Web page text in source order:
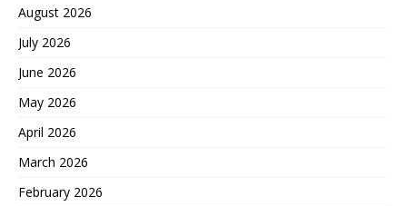
August 2026
July 2026
June 2026
May 2026
April 2026
March 2026
February 2026